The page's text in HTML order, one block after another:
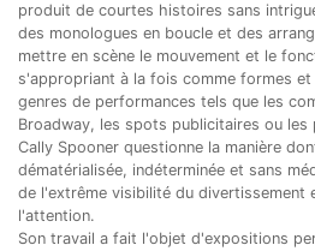
produit de courtes histoires sans
des monologues en boucle et des
mettre en scène le mouvement et le
s'appropriant à la fois comme formes
genres de performances tels que les
Broadway, les spots publicitaires ou les
Cally Spooner questionne la manière
dématérialisée, indéterminée et sans
de l'extrême visibilité du divertissement
l'attention.
Son travail a fait l'objet d'expositions